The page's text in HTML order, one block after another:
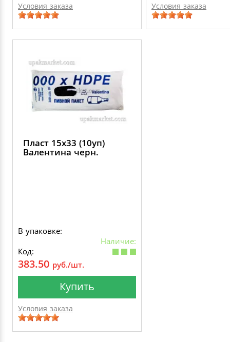
Условия заказа Условия заказа
Пласт 15х33 (10уп)
Валентина черн.
В упаковке:
Наличие:
Код:
383.50 руб./шт.
Купить
Условия заказа